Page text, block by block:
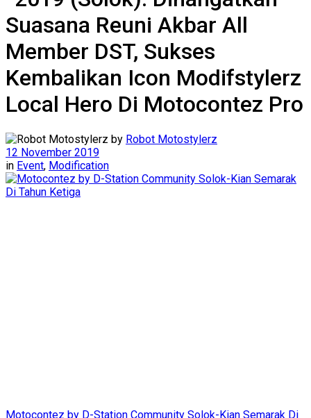
Suasana Reuni Akbar All
Member DST, Sukses
Kembalikan Icon Modifstylerz
Local Hero Di Motocontez Pro
by Robot Motostylerz
12 November 2019
in Event, Modification
Motocontez by D-Station Community Solok-Kian Semarak Di